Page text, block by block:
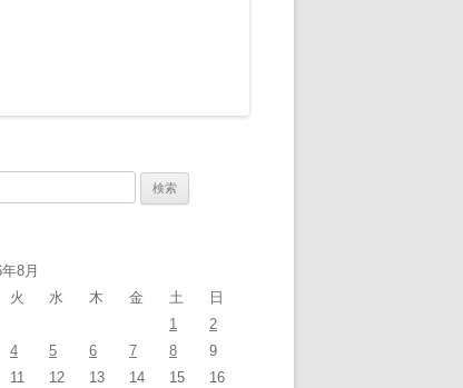
8月
火 水 木 金 土
日
1
2
4 5 6 7 8
9
11 12 13 14 15
16